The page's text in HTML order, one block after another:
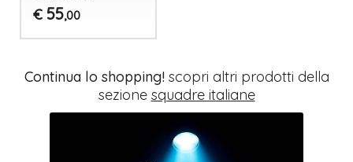
€ 55,00
Continua lo shopping!scopri altri prodotti della
sezione squadre italiane